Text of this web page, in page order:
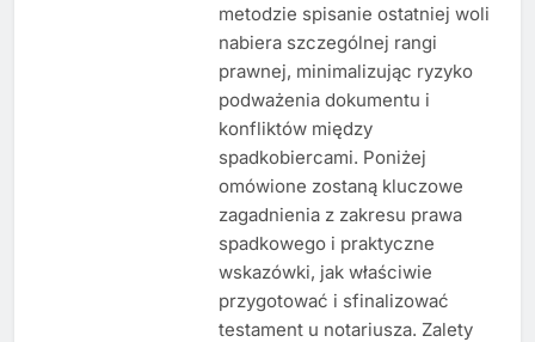
metodzie spisanie ostatniej woli
nabiera szczególnej rangi
prawnej, minimalizując ryzyko
podważenia dokumentu i
konfliktów między
spadkobiercami. Poniżej
omówione zostaną kluczowe
zagadnienia z zakresu prawa
spadkowego i praktyczne
wskazówki, jak właściwie
przygotować i sfinalizować
testament u notariusza. Zalety